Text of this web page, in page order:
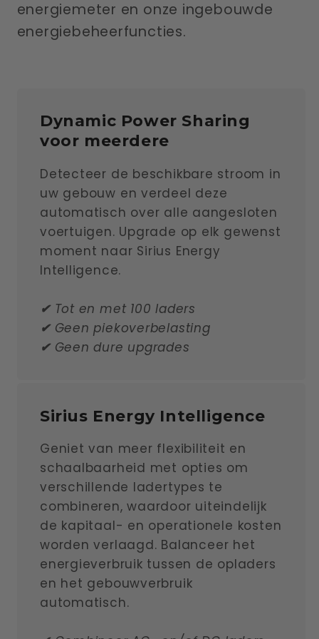
energiemeter en onze ingebouwde
energiebeheerfuncties.
Dynamic Power Sharing
voor meerdere
Detecteer de beschikbare stroom in
uw gebouw en verdeel deze
automatisch over alle aangesloten
voertuigen. Upgrade op elk gewenst
moment naar Sirius Energy
Intelligence.
✔Tot en met 100 laders
✔Geen piekoverbelasting
✔Geen dure upgrades
Sirius Energy Intelligence
Geniet van meer flexibiliteit en
schaalbaarheid met opties om
verschillende ladertypes te
combineren, waardoor uiteindelijk
de kapitaal- en operationele kosten
worden verlaagd. Balanceer het
energieverbruik tussen de opladers
en het gebouwverbruik
automatisch.